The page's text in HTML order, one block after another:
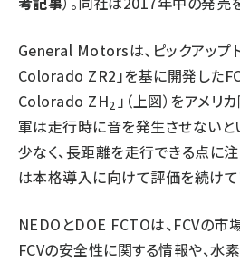
General Motorsは、ピックアップ
Colorado ZR2」を基に開発した
Colorado ZH2 」（上図）をアメリ
軍は走行時に音を発生させないと
少なく、長距離を走行できる点に
は本格導入に向けて評価を続けて
NEDOとDOE FCTOは、FCVの市
FCVの安全性に関する情報や、水